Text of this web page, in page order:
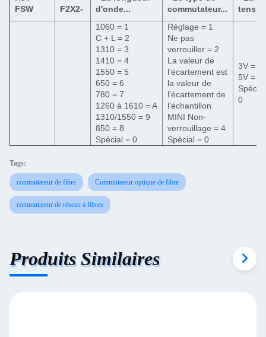
FSW
F2X2-
d'onde...
commutateur...
1060 = 1
C + L = 2
1310 = 3
1410 = 4
1550 = 5
650 = 6
780 = 7
1260 à 1610 = A
1310/1550 = 9
850 = 8
Spécial = 0
Réglage = 1
Ne pas
verrouiller = 2
La valeur de
l'écartement est
la valeur de
l'écartement de
l'échantillon.
MINI Non-
verrouillage = 4
Spécial = 0
3V = 3
5V = 5
0
Tags:
commutateur de fibre Commutateur optique de fibre
commutateur de réseau à fibres
Produits Similaires